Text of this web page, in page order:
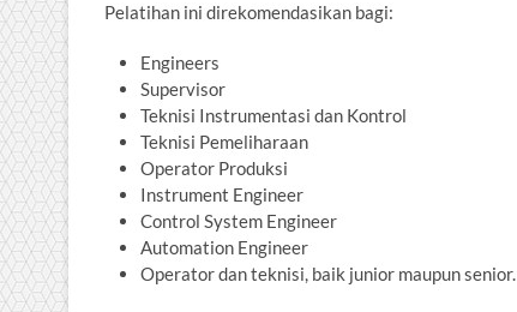
Pelatihan ini direkomendasikan bagi:
Engineers
Supervisor
Teknisi Instrumentasi dan Kontrol
Teknisi Pemeliharaan
Operator Produksi
Instrument Engineer
Control System Engineer
Automation Engineer
Operator dan teknisi, baik junior maupun senior.